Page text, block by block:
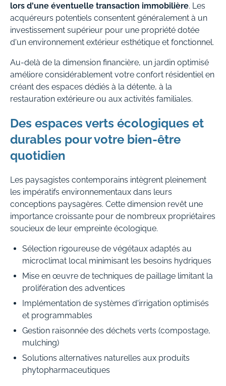
lors d'une éventuelle transaction immobilière. Les
acquéreurs potentiels consentent généralement à un
investissement supérieur pour une propriété dotée
d'un environnement extérieur esthétique et fonctionnel.
Au-delà de la dimension financière, un jardin optimisé
améliore considérablement votre confort résidentiel en
créant des espaces dédiés à la détente, à la
restauration extérieure ou aux activités familiales.
Des espaces verts écologiques et
durables pour votre bien-être
quotidien
Les paysagistes contemporains intègrent pleinement
les impératifs environnementaux dans leurs
conceptions paysagères. Cette dimension revêt une
importance croissante pour de nombreux propriétaires
soucieux de leur empreinte écologique.
Sélection rigoureuse de végétaux adaptés au
microclimat local minimisant les besoins hydriques
Mise en œuvre de techniques de paillage limitant la
prolifération des adventices
Implémentation de systèmes d'irrigation optimisés
et programmables
Gestion raisonnée des déchets verts (compostage,
mulching)
Solutions alternatives naturelles aux produits
phytopharmaceutiques